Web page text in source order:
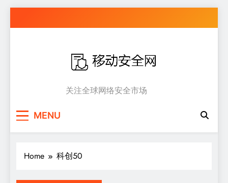
to
移动安全网
关注全球网络安全市场
MENU
Home 科创50